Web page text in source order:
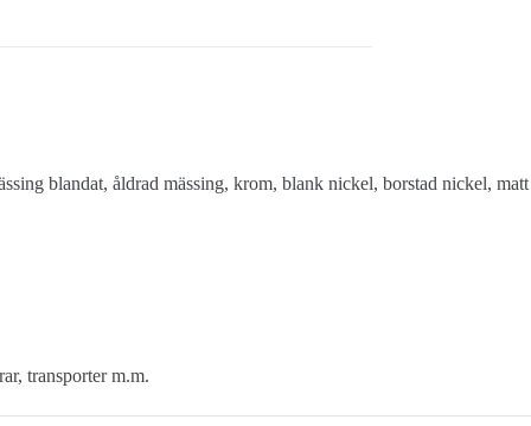
blandat, åldrad mässing, krom, blank nickel, borstad nickel, matt
transporter m.m.